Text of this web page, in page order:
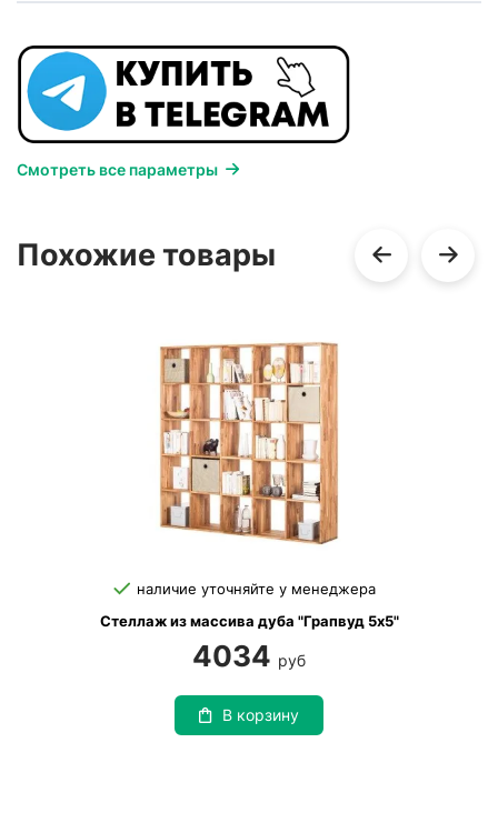
Смотреть все параметры
Похожие товары
наличие уточняйте у менеджера
Стеллаж из массива дуба "Грапвуд 5х5"
4034 руб
В корзину